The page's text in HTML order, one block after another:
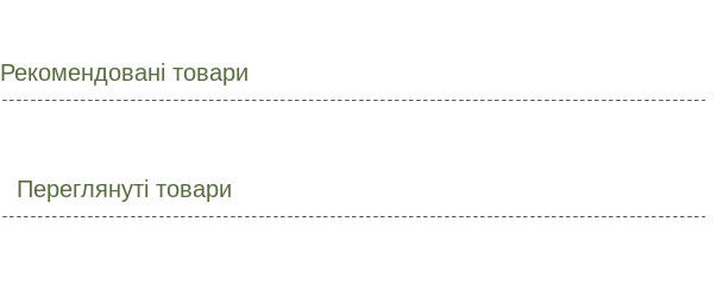
Рекомендовані товари
Переглянуті товари